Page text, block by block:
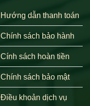
Hướng dẫn thanh toán
Chính sách bảo hành
Cính sách hoàn tiền
Chính sách bảo mật
Điều khoản dịch vụ